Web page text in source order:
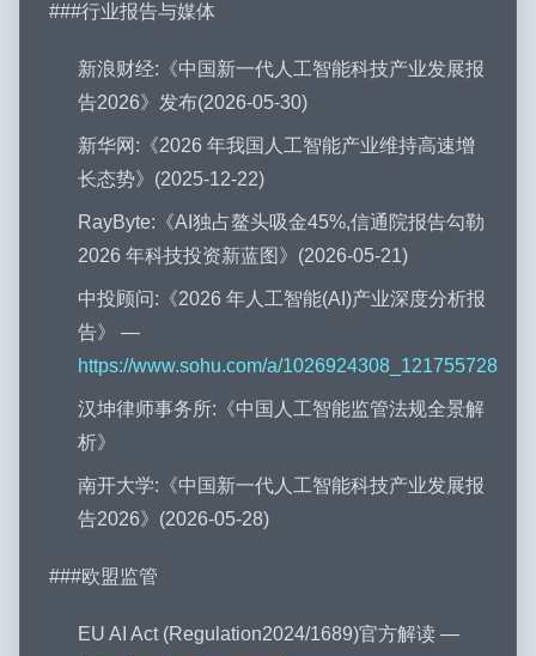
###行业报告与媒体
新浪财经:《中国新一代人工智能科技产业发展报
告2026》发布(2026-05-30)
新华网:《2026 年我国人工智能产业维持高速增
长态势》(2025-12-22)
RayByte:《AI独占鳌头吸金45%,信通院报告勾勒
2026 年科技投资新蓝图》(2026-05-21)
中投顾问:《2026 年人工智能(AI)产业深度分析报
告》 —
https://www.sohu.com/a/1026924308_121755728
汉坤律师事务所:《中国人工智能监管法规全景解
析》
南开大学:《中国新一代人工智能科技产业发展报
告2026》(2026-05-28)
###欧盟监管
EU AI Act (Regulation2024/1689)官方解读 —